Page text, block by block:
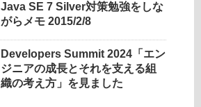
Java SE 7 Silver対策勉強をしな
がらメモ 2015/2/8
Developers Summit 2024「エン
ジニアの成長とそれを支える組
織の考え方」を見ました